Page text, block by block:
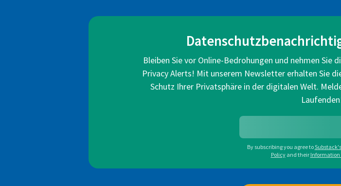
Bleiben Sie vor Online-Bedrohungen und nehmen
Privacy Alerts! Mit unserem Newsletter erhalten Sie
Schutz Ihrer Privatsphäre in der digitalen Welt.
By subscribing you agree to
Policy and their